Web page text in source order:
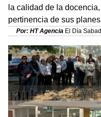
la calidad de la
pertinencia de sus
Por: HT Agencia El Día